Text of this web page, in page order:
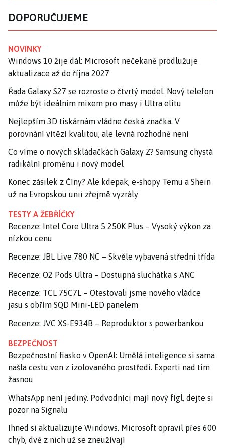
DOPORUČUJEME
NOVINKY
Windows 10 žije dál: Microsoft nečekaně prodlužuje
aktualizace až do října 2027
Řada Galaxy S27 se rozroste o čtvrtý model. Nový telefon
může být ideálním mixem pro masy i Ultra elitu
Nejlepším 3D tiskárnám vládne česká značka. V
porovnání vítězí kvalitou, ale levná rozhodně není
Co víme o nových skládačkách Galaxy Z? Samsung chystá
radikální proměnu i nový model
Konec zásilek z Číny? Ale kdepak, e-shopy Temu a Shein
už na Evropskou unii zřejmě vyzrály
TESTY A ŽEBŘÍČKY
Recenze: Intel Core Ultra 5 250K Plus – Vysoký výkon za
nízkou cenu
Recenze: JBL Live 780 NC – Skvěle vybavená střední třída
Recenze: O2 Pods Ultra – Dostupná sluchátka s ANC
Recenze: TCL 75C7L – Otestovali jsme nového vládce
jasu s obřím SQD Mini-LED panelem
Recenze: JVC XS-E934B – Reproduktor s powerbankou
BEZPEČNOST
Bezpečnostní fiasko v OpenAI: Umělá inteligence si sama
našla cestu ven z izolovaného prostředí. Experti nad tím
žasnou
WhatsApp není jediný. Podvodníci mají nový fígl, dejte si
pozor na Signalu
Ihned si aktualizujte Windows. Microsoft opravil přes 600
chyb, dvě z nich už se zneužívají